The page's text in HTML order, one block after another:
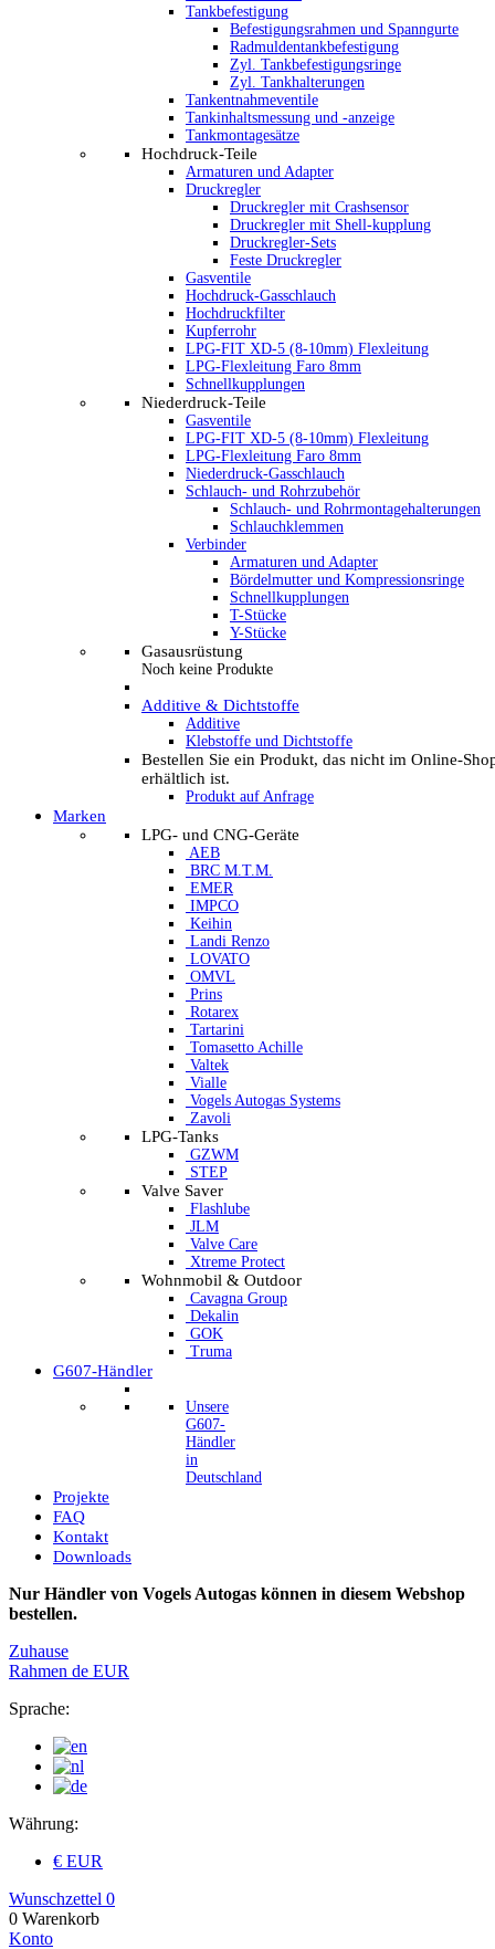
Tankbefestigung
Befestigungsrahmen und Spanngurte
Radmuldentankbefestigung
Zyl. Tankbefestigungsringe
Zyl. Tankhalterungen
Tankentnahmeventile
Tankinhaltsmessung und -anzeige
Tankmontagesätze
Hochdruck-Teile
Armaturen und Adapter
Druckregler
Druckregler mit Crashsensor
Druckregler mit Shell-kupplung
Druckregler-Sets
Feste Druckregler
Gasventile
Hochdruck-Gasschlauch
Hochdruckfilter
Kupferrohr
LPG-FIT XD-5 (8-10mm) Flexleitung
LPG-Flexleitung Faro 8mm
Schnellkupplungen
Niederdruck-Teile
Gasventile
LPG-FIT XD-5 (8-10mm) Flexleitung
LPG-Flexleitung Faro 8mm
Niederdruck-Gasschlauch
Schlauch- und Rohrzubehör
Schlauch- und Rohrmontagehalterungen
Schlauchklemmen
Verbinder
Armaturen und Adapter
Bördelmutter und Kompressionsringe
Schnellkupplungen
T-Stücke
Y-Stücke
Gasausrüstung
Noch keine Produkte
Additive & Dichtstoffe
Additive
Klebstoffe und Dichtstoffe
Bestellen Sie ein Produkt, das nicht im Online-
erhältlich ist.
Produkt auf Anfrage
Marken
LPG- und CNG-Geräte
AEB
BRC M.T.M.
EMER
IMPCO
Keihin
Landi Renzo
LOVATO
OMVL
Prins
Rotarex
Tartarini
Tomasetto Achille
Valtek
Vialle
Vogels Autogas Systems
Zavoli
LPG-Tanks
GZWM
STEP
Valve Saver
Flashlube
JLM
Valve Care
Xtreme Protect
Wohnmobil & Outdoor
Cavagna Group
Dekalin
GOK
Truma
G607-Händler
Unsere
G607-
Händler
in
Deutschland
Projekte
FAQ
Kontakt
Downloads
Nur Händler von Vogels Autogas können in diesem Webshop
bestellen.
Zuhause
Rahmen de EUR
Sprache:
Währung:
€ EUR
Wunschzettel 0
0 Warenkorb
Konto